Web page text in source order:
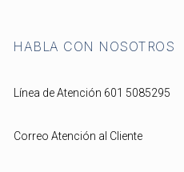
HABLA CON NOSOTROS
Línea de Atención 601 5085295
Correo Atención al Cliente